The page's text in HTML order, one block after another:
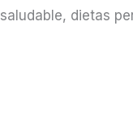
saludable, dietas